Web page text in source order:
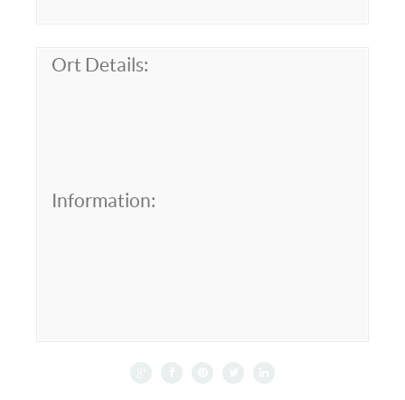
Ort Details:
Information: